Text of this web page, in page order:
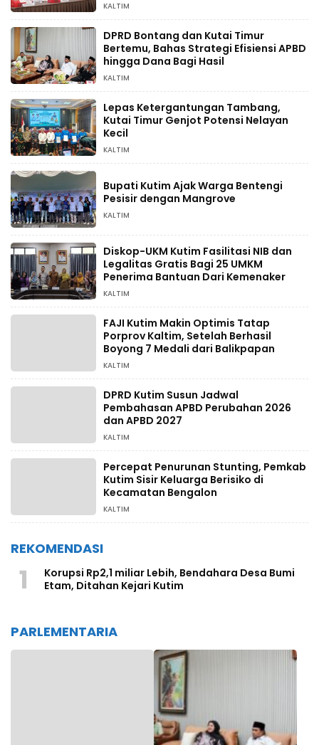
KALTIM
DPRD Bontang dan Kutai Timur
Bertemu, Bahas Strategi Efisiensi APBD
hingga Dana Bagi Hasil
KALTIM
Lepas Ketergantungan Tambang,
Kutai Timur Genjot Potensi Nelayan
Kecil
KALTIM
Bupati Kutim Ajak Warga Bentengi
Pesisir dengan Mangrove
KALTIM
Diskop-UKM Kutim Fasilitasi NIB dan
Legalitas Gratis Bagi 25 UMKM
Penerima Bantuan Dari Kemenaker
KALTIM
FAJI Kutim Makin Optimis Tatap
Porprov Kaltim, Setelah Berhasil
Boyong 7 Medali dari Balikpapan
KALTIM
DPRD Kutim Susun Jadwal
Pembahasan APBD Perubahan 2026
dan APBD 2027
KALTIM
Percepat Penurunan Stunting, Pemkab
Kutim Sisir Keluarga Berisiko di
Kecamatan Bengalon
KALTIM
REKOMENDASI
1
Korupsi Rp2,1 miliar Lebih, Bendahara Desa Bumi
Etam, Ditahan Kejari Kutim
PARLEMENTARIA